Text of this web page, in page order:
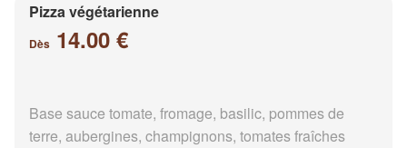
Pizza végétarienne
Dès 14.00 €
Base sauce tomate, fromage, basilic, pommes de
terre, aubergines, champignons, tomates fraîches